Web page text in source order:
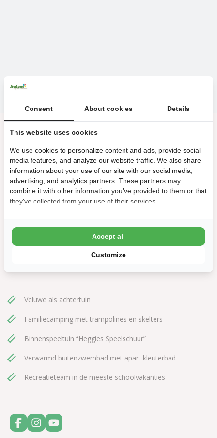
zandhegge@ardoer.com
Veluwe als achtertuin
Familiecamping met trampolines en skelters
Binnenspeeltuin “Heggies Speelschuur”
Verwarmd buitenzwembad met apart kleuterbad
Recreatieteam in de meeste schoolvakanties
Consent About cookies Details
This website uses cookies
We use cookies to personalize content and ads, provide social
media features, and analyze our website traffic. We also share
information about your use of our site with our social media,
advertising, and analytics partners. These partners may
combine it with other information you've provided to them or that
they've collected from your use of their services.
Customize
Accept all